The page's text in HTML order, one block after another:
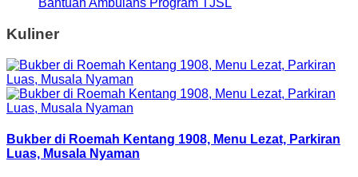
Bantuan Ambulans Program TJSL
Kuliner
Bukber di Roemah Kentang 1908, Menu Lezat, Parkiran
Luas, Musala Nyaman